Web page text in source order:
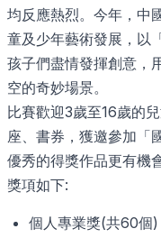
均反應熱烈。今年，中
童及少年藝術發展，以
孩子們盡情發揮創意，
空的奇妙場景。
比賽歡迎3歲至16歲的
座、書券，獲邀參加「
優秀的得獎作品更有機
獎項如下:
個人專業獎(共60個